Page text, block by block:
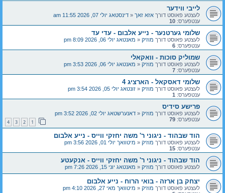
לייבי ווידער
לעצטע פאוסט דורך אזא זאך « דינסטאג יולי 07, 2026 11:55 am
ענטפערס: 10
שלומי גערטנער - נייע אלבום - עדי עד
לעצטע פאוסט דורך מוזיק « מאנטאג יולי 06, 2026 8:09 pm
ענטפערס: 6
שמוליק סוכות - וואקאלי
לעצטע פאוסט דורך מוזיק « מאנטאג יולי 06, 2026 3:53 pm
ענטפערס: 7
שלומי דאסקאל - הארציג 4
לעצטע פאוסט דורך מוזיק « זונטאג יולי 05, 2026 3:54 pm
ענטפערס: 1
פרישע סידיס
לעצטע פאוסט דורך מוזיק « דאנערשטאג יולי 02, 2026 3:52 pm
ענטפערס: 79
1
2
3
4
הוד שבהוד - ניגוני ר' משה יחזקי ווייס - נייע אלבום
לעצטע פאוסט דורך מוזיק « מיטוואך יולי 01, 2026 3:56 pm
ענטפערס: 15
הוד שבהוד - ניגוני ר' משה יחזקי ווייס - אנקעטע
לעצטע פאוסט דורך מוזיק « מאנטאג יוני 15, 2026 7:26 pm
יצחק בן ארזה - בואי הרוח - נייע אלבום
לעצטע פאוסט דורך מוזיק « מיטוואך מאי 27, 2026 4:10 pm